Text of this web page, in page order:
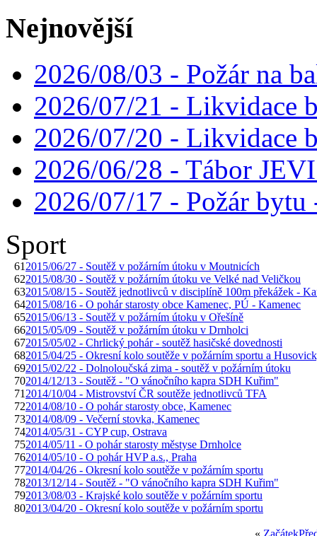
Nejnovější
2026/08/03 - Požár na
2026/07/21 - Likvidace
2026/07/20 - Likvidace
2026/06/28 - Tábor
2026/07/17 - Požár
Sport
61 2015/06/27 - Soutěž v požárním útoku v Moutnicích
622015/08/30 - Soutěž v požárním útoku ve Velké nad Veličkou
632015/08/15 - Soutěž jednotlivců v disciplíně 100m překážek -
642015/08/16 - O pohár starosty obce Kamenec, PÚ - Kamenec
652015/06/13 - Soutěž v požárním útoku v Ořešíně
662015/05/09 - Soutěž v požárním útoku v Drnholci
672015/05/02 - Chrlický pohár - soutěž hasičské dovednosti
682015/04/25 - Okresní kolo soutěže v požárním sportu a
692015/02/22 - Dolnoloučská zima - soutěž v požárním útoku
702014/12/13 - Soutěž - "O vánočního kapra SDH Kuřim"
71 2014/10/04 - Mistrovství ČR soutěže jednotlivců TFA
722014/08/10 - O pohár starosty obce, Kamenec
732014/08/09 - Večerní stovka, Kamenec
742014/05/31 - CYP cup, Ostrava
752014/05/11 - O pohár starosty městyse Drnholce
762014/05/10 - O pohár HVP a.s., Praha
772014/04/26 - Okresní kolo soutěže v požárním sportu
782013/12/14 - Soutěž - "O vánočního kapra SDH Kuřim"
792013/08/03 - Krajské kolo soutěže v požárním sportu
802013/04/20 - Okresní kolo soutěže v požárním sportu
« Začátek